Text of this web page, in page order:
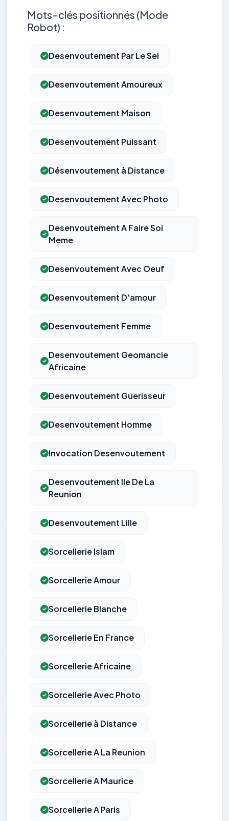
Mots-clés positionnés (Mode
Robot) :
Desenvoutement Par Le Sel
Desenvoutement Amoureux
Desenvoutement Maison
Desenvoutement Puissant
Désenvoutement à Distance
Desenvoutement Avec Photo
Desenvoutement A Faire Soi
Meme
Desenvoutement Avec Oeuf
Desenvoutement D'amour
Desenvoutement Femme
Desenvoutement Geomancie
Africaine
Desenvoutement Guerisseur
Desenvoutement Homme
Invocation Desenvoutement
Desenvoutement Ile De La
Reunion
Desenvoutement Lille
Sorcellerie Islam
Sorcellerie Amour
Sorcellerie Blanche
Sorcellerie En France
Sorcellerie Africaine
Sorcellerie Avec Photo
Sorcellerie à Distance
Sorcellerie A La Reunion
Sorcellerie A Maurice
Sorcellerie A Paris